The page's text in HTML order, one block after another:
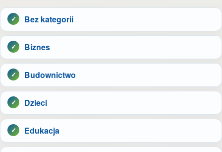
Bez kategorii
Biznes
Budownictwo
Dzieci
Edukacja